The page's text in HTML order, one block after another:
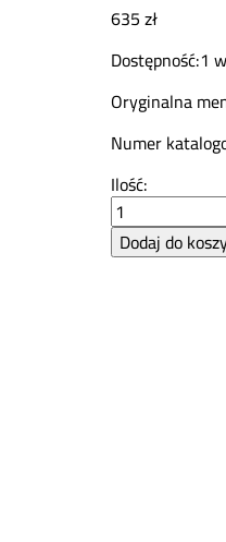
635zł
Dostępność:1
Oryginalna
Numer
Menzurka
wskaźnik
poziomu
oleju
Ilość:
Dodaj do